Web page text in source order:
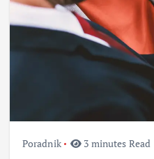
Poradnik 3 minutes Read